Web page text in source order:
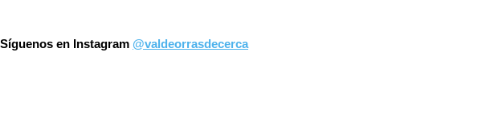
Síguenos en Instagram @valdeorrasdecerca